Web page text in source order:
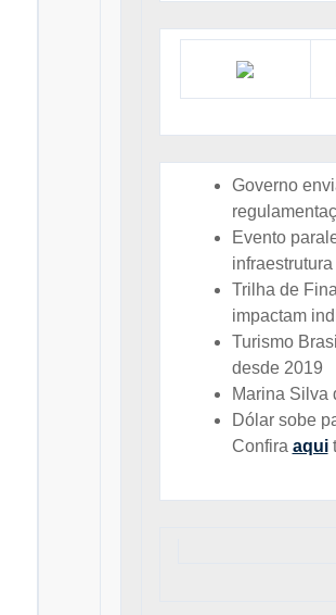
Governo
Evento
infraestrutura
Trilha de
impactam
Turismo
desde 2019
Marina Silva
Dólar sobe
Confira aqui